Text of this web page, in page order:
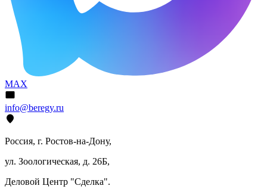
MAX
info@beregy.ru
Россия, г. Ростов-на-Дону,
ул. Зоологическая, д. 26Б,
Деловой Центр "Сделка".